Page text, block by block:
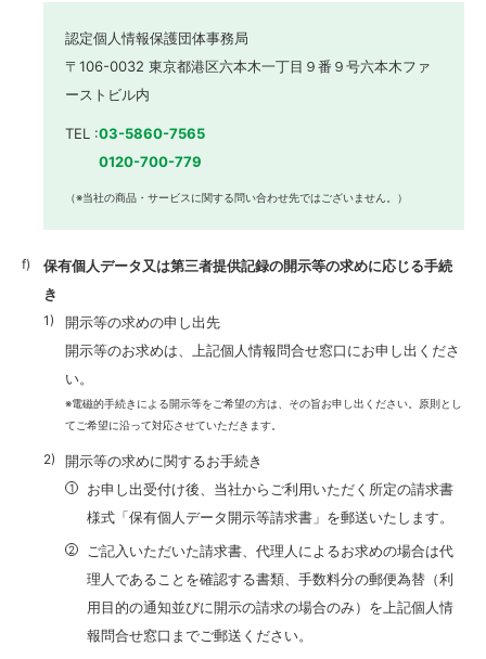
認定個人情報保護団体事務局
〒106-0032 東京都港区六本木一丁目９番９号六本木ファ
ーストビル内
TEL :03-5860-7565
0120-700-779
（※当社の商品・サービスに関する問い合わせ先ではございません。）
保有個人データ又は第三者提供記録の開示等の求めに応じる手続
き
開示等の求めの申し出先
開示等のお求めは、上記個人情報問合せ窓口にお申し出くださ
い。
※電磁的手続きによる開示等をご希望の方は、その旨お申し出ください。原則とし
てご希望に沿って対応させていただきます。
開示等の求めに関するお手続き
お申し出受付け後、当社からご利用いただく所定の請求書
様式「保有個人データ開示等請求書」を郵送いたします。
ご記入いただいた請求書、代理人によるお求めの場合は代
理人であることを確認する書類、手数料分の郵便為替（利
用目的の通知並びに開示の請求の場合のみ）を上記個人情
報問合せ窓口までご郵送ください。